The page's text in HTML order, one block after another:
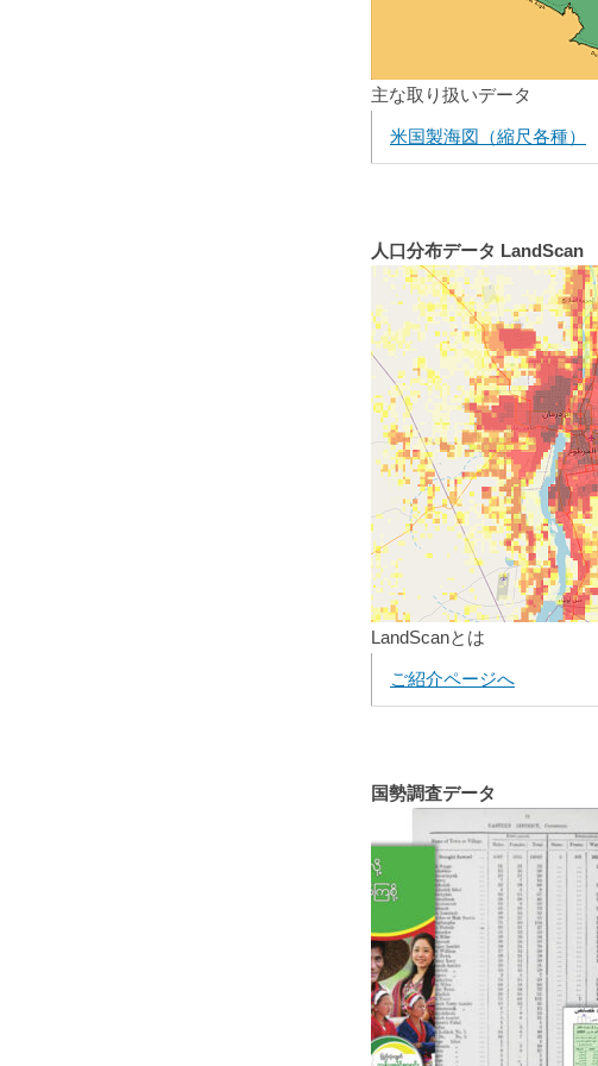
主な取り扱いデータ
米国製海図（縮尺各種）
人口分布データ LandScan
LandScanとは
ご紹介ページへ
国勢調査データ